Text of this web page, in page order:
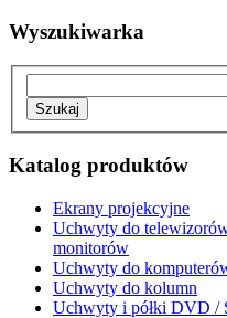
Wyszukiwarka
Katalog produktów
Ekrany projekcyjne
Uchwyty do
monitorów
Uchwyty do
Uchwyty do kolumn
Uchwyty i półki DVD /